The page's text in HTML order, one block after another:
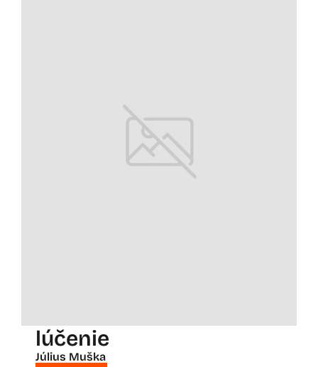
lúčenie
Július Muška